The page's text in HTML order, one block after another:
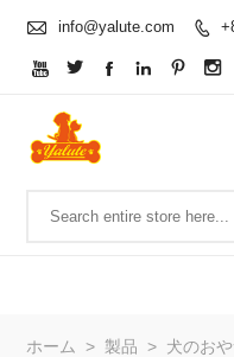
 info@yalute.com 
     
ホーム > 製品 > 犬のお